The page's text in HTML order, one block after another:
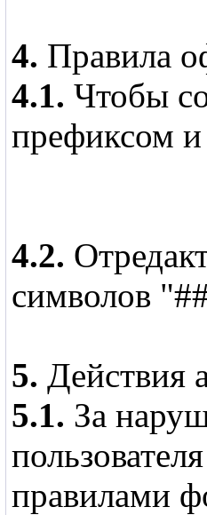
4. Правила
4.1. Чтобы
префиксом и
4.2.
символов
5. Действия
5.1. За
правилами